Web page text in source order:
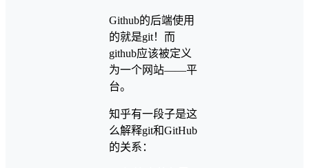
Github的后端使用
的就是git！而
github应该被定义
为一个网站——平
台。
知乎有一段子是这
么解释git和GitHub
的关系：